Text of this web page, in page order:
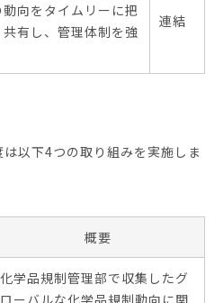
動向をタイムリーに把
共有し、管理体制を強
連結
以下4つの取り組みを実施しま
概要
化学品規制管理部で収集したグ